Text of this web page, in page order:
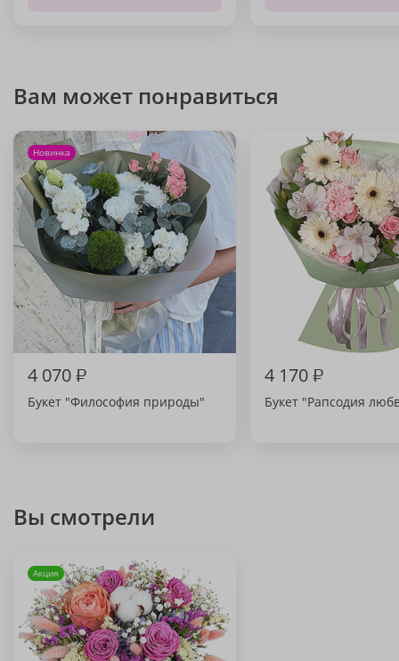
Вам может понравиться
Новинка
4 070₽
Букет "Философия природы"
4 170₽
Букет "Рапсодия
Вы смотрели
Акция